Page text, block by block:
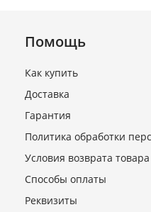
Помощь
Как купить
Доставка
Гарантия
Политика обработки
Условия возврата товара
Способы оплаты
Реквизиты